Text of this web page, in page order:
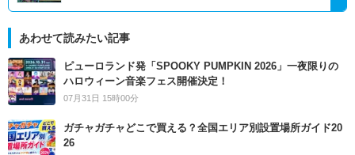
あわせて読みたい記事
ピューロランド発「SPOOKY PUMPKIN 2026」一夜限りの
ハロウィーン音楽フェス開催決定！
07月31日 15時00分
ガチャガチャどこで買える？全国エリア別設置場所ガイド20
26